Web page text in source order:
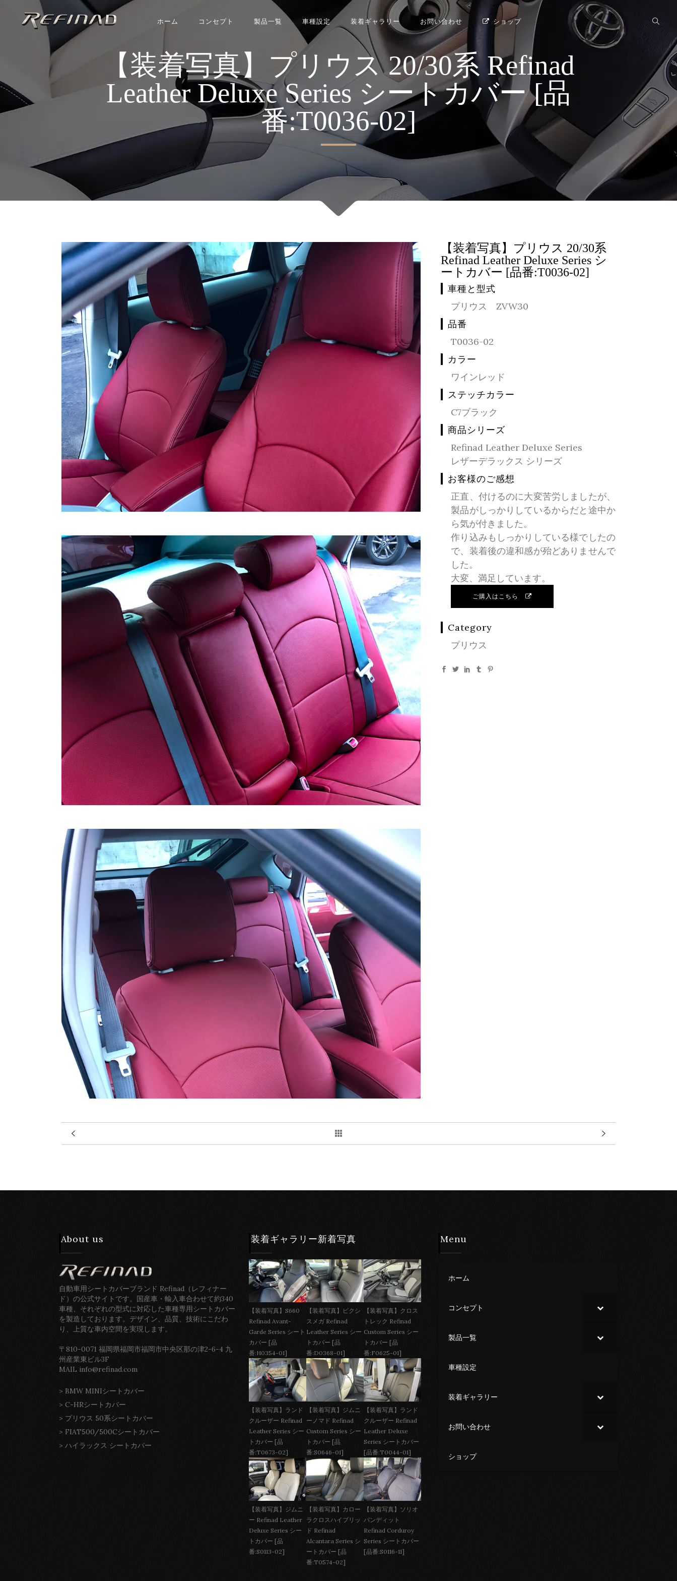
ホーム コンセプト 製品一覧 車種設定 装着ギャラリー お問い合わせ ショップ
【装着写真】プリウス 20/30系 Refinad
Leather Deluxe Series シートカバー [品
番:T0036-02]
【装着写真】プリウス 20/30系
Refinad Leather Deluxe Series シ
ートカバー [品番:T0036-02]
車種と型式
プリウス ZVW30
品番
T0036-02
カラー
ワインレッド
ステッチカラー
C7ブラック
商品シリーズ
Refinad Leather Deluxe Series
レザーデラックス シリーズ
お客様のご感想
正直、付けるのに大変苦労しましたが、
製品がしっかりしているからだと途中か
ら気が付きました。
作り込みもしっかりしている様でしたの
で、装着後の違和感が殆どありませんで
した。
大変、満足しています。
ご購入はこちら
Category
プリウス
About us
自動車用シートカバーブランド Refinad（レフィナー
ド）の公式サイトです。国産車・輸入車合わせて約340
車種、それぞれの型式に対応した車種専用シートカバー
を製造しております。デザイン、品質、技術にこだわ
り、上質な車内空間を実現します。
〒810-0071 福岡県福岡市福岡市中央区那の津2-6-4 九
州産業東ビル3F
MAIL info@refinad.com
> BMW MINIシートカバー
> C-HRシートカバー
> プリウス 50系シートカバー
> FIAT500/500Cシートカバー
> ハイラックス シートカバー
装着ギャラリー新着写真
【装着写真】S660
Refinad Avant-
Garde Series シート
カバー [品
番:H0354-01]
【装着写真】ピクシ
スメガ Refinad
Leather Series シー
トカバー [品
番:D0368-01]
【装着写真】クロス
トレック Refinad
Custom Series シー
トカバー [品
番:F0625-01]
【装着写真】ランド
クルーザー Refinad
Leather Series シー
トカバー [品
番:T0673-02]
【装着写真】ジムニ
ーノマド Refinad
Custom Series シー
トカバー [品
番:S0646-01]
【装着写真】ランド
クルーザー Refinad
Leather Deluxe
Series シートカバー
[品番:T0044-01]
【装着写真】ジムニ
ー Refinad Leather
Deluxe Series シー
トカバー [品
番:S0113-02]
【装着写真】カロー
ラクロスハイブリッ
ド Refinad
Alcantara Series シ
ートカバー [品
番:T0574-02]
【装着写真】ソリオ
バンディット
Refinad Corduroy
Series シートカバー
[品番:S0116-11]
Menu
ホーム
コンセプト
製品一覧
車種設定
装着ギャラリー
お問い合わせ
ショップ